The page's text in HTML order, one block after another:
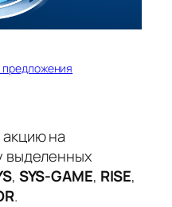
предложения
на
выделенных
, SYS-GAME, RISE,
.